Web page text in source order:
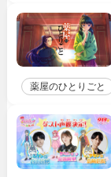
薬屋のひとりごと